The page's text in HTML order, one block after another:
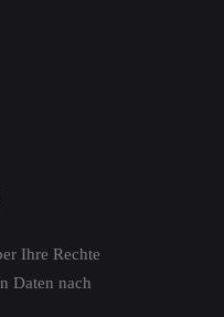
Ihre Rechte
Daten nach